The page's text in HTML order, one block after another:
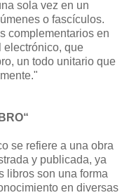
sola vez en un
o fascículos.
complementarios en
electrónico, que
un todo unitario que
se refiere a una obra
y publicada, ya
libros son una forma
en diversas